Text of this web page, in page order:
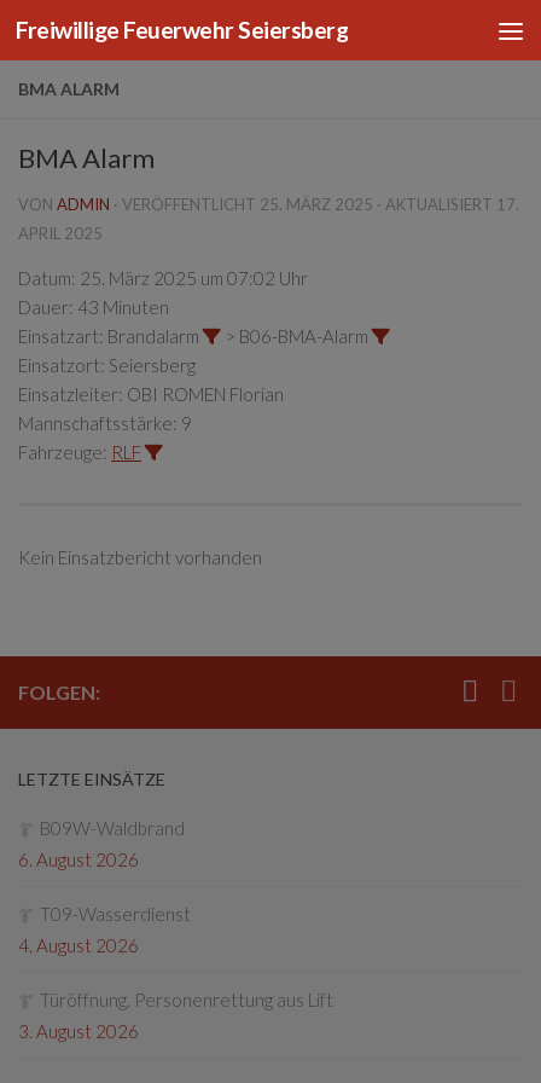
Zum Inhalt springen
Freiwillige Feuerwehr Seiersberg
BMA ALARM
BMA Alarm
VON ADMIN · VERÖFFENTLICHT 25. MÄRZ 2025 · AKTUALISIERT 17.
APRIL 2025
Datum: 25. März 2025 um 07:02 Uhr
Dauer: 43 Minuten
Einsatzart: Brandalarm
> B06-BMA-Alarm
Einsatzort: Seiersberg
Einsatzleiter: OBI ROMEN Florian
Mannschaftsstärke: 9
Fahrzeuge: RLF
Kein Einsatzbericht vorhanden
FOLGEN:
LETZTE EINSÄTZE
B09W-Waldbrand
6. August 2026
T09-Wasserdienst
4. August 2026
Türöffnung, Personenrettung aus Lift
3. August 2026